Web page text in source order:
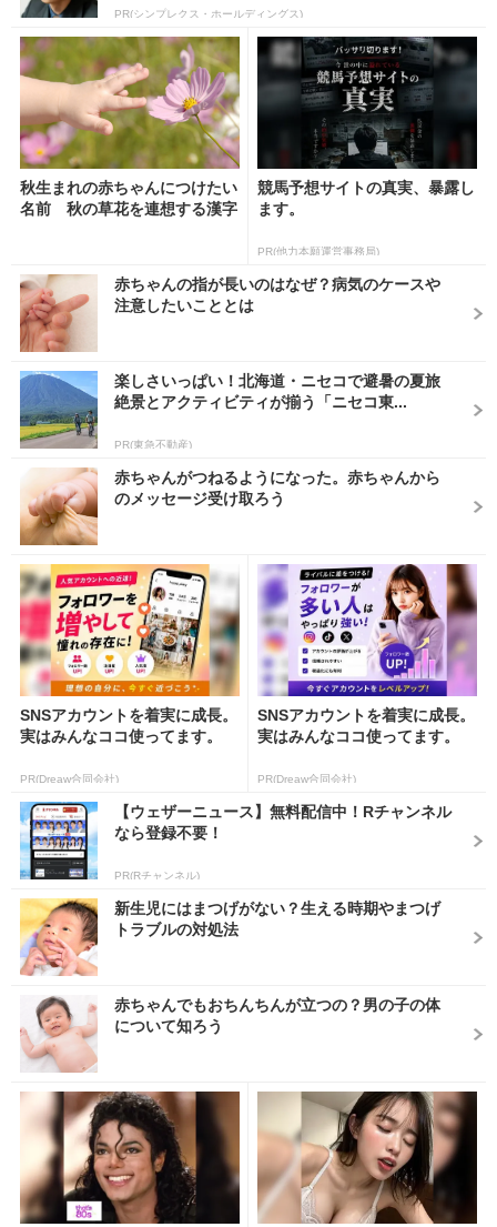
PR(シンプレクス・ホールディングス)
秋生まれの赤ちゃんにつけたい
名前 秋の草花を連想する漢字
競馬予想サイトの真実、暴露し
ます。
PR(他力本願運営事務局)
赤ちゃんの指が長いのはなぜ？病気のケースや
注意したいこととは
楽しさいっぱい！北海道・ニセコで避暑の夏旅
絶景とアクティビティが揃う「ニセコ東...
PR(東急不動産)
赤ちゃんがつねるようになった。赤ちゃんから
のメッセージ受け取ろう
SNSアカウントを着実に成長。
実はみんなココ使ってます。
PR(Dreaw合同会社)
SNSアカウントを着実に成長。
実はみんなココ使ってます。
PR(Dreaw合同会社)
【ウェザーニュース】無料配信中！Rチャンネル
なら登録不要！
PR(Rチャンネル)
新生児にはまつげがない？生える時期やまつげ
トラブルの対処法
赤ちゃんでもおちんちんが立つの？男の子の体
について知ろう